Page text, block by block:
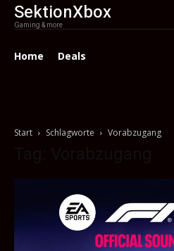
SektionXbox
Gaming & more
Home Deals
Start Schlagworte Vorabzugang